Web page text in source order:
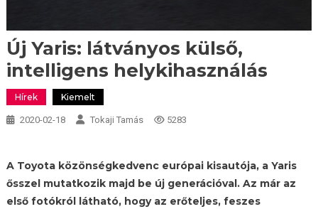
Új Yaris: látványos külső,
intelligens helykihasználás
Hírek Kiemelt
2020-02-18 Tokaji Tamás 5283
A Toyota közönségkedvenc európai kisautója, a Yaris
ősszel mutatkozik majd be új generációval. Az már az
első fotókról látható, hogy az erőteljes, feszes